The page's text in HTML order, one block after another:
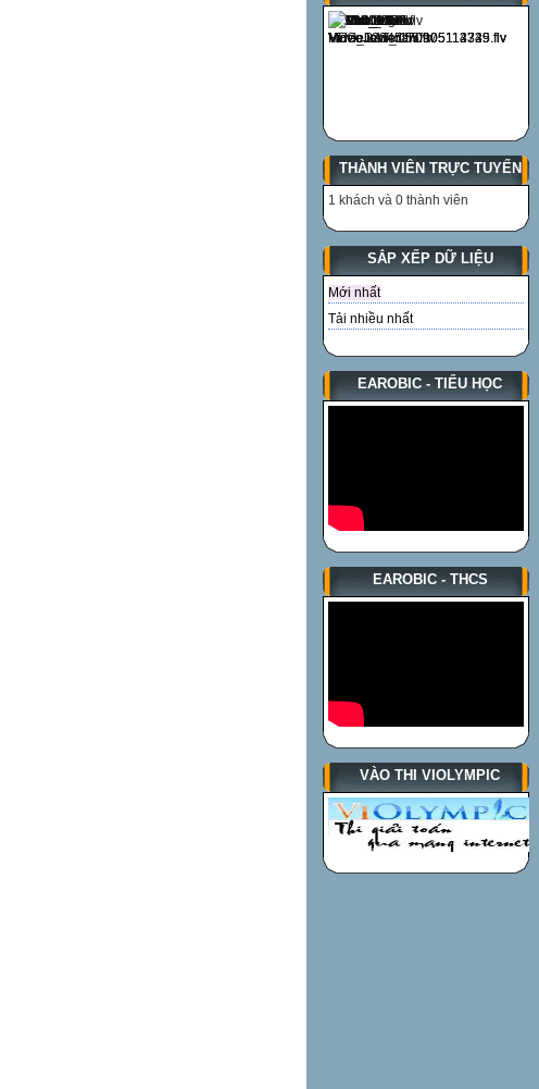
THÀNH VIÊN TRỰC TUYẾN
1 khách và 0 thành viên
SẮP XẾP DỮ LIỆU
Mới nhất
Tải nhiều nhất
EAROBIC - TIỂU HỌC
EAROBIC - THCS
VÀO THI VIOLYMPIC